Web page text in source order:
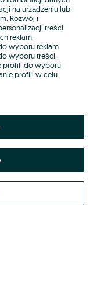
wskazanych powyżej,
brzmieniu.
na urządzeniu lub
Rozwój i
treści.
reklam.
wyboru reklam.
wyboru treści.
profili do wyboru
profili w celu